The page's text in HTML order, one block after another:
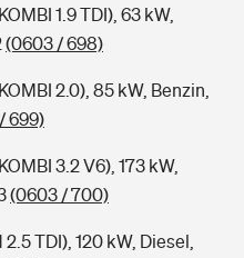
1.9 TDI), 63 kW,
(0603 / 698)
2.0), 85 kW, Benzin,
699)
3.2 V6), 173 kW,
(0603 / 700)
TDI), 120 kW, Diesel,